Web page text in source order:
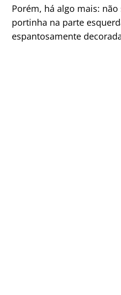
Porém, há algo mais:
portinha na parte
espantosamente